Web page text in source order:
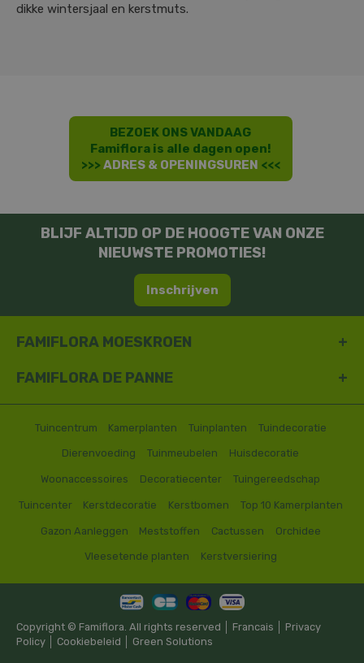
dikke wintersjaal en kerstmuts.
BEZOEK ONS VANDAAG
Famiflora is alle dagen open!
>>>ADRES & OPENINGSUREN <<<
BLIJF ALTIJD OP DE HOOGTE VAN ONZE
NIEUWSTE PROMOTIES!
Inschrijven
FAMIFLORA MOESKROEN
FAMIFLORA DE PANNE
Tuincentrum Kamerplanten Tuinplanten Tuindecoratie
Dierenvoeding Tuinmeubelen Huisdecoratie
Woonaccessoires Decoratiecenter Tuingereedschap
Tuincenter Kerstdecoratie Kerstbomen Top 10 Kamerplanten
Gazon Aanleggen Meststoffen Cactussen Orchidee
Vleesetende planten Kerstversiering
Copyright © Famiflora. All rights reserved │ Francais
Privacy
Policy
Cookiebeleid Green Solutions